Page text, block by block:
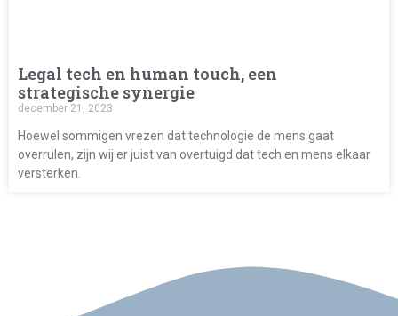
Legal tech en human touch, een
strategische synergie
december 21, 2023
Hoewel sommigen vrezen dat technologie de mens gaat
overrulen, zijn wij er juist van overtuigd dat tech en mens elkaar
versterken.